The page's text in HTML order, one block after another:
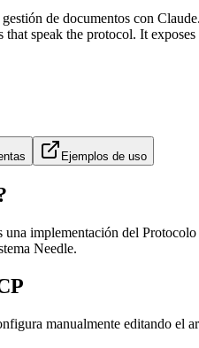
de documentos con
that speak the protocol. It
Ejemplos de uso
implementación del
Needle.
manualmente editando el